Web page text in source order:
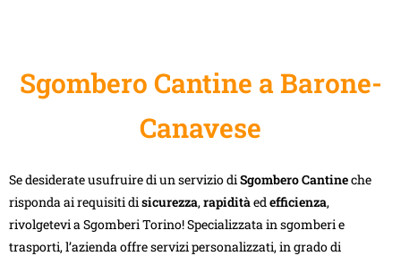
Sgombero Cantine a Barone-
Canavese
Se desiderate usufruire di un servizio di Sgombero Cantineche
risponda ai requisiti di sicurezza, rapidità ed efficienza,
rivolgetevi a Sgomberi Torino! Specializzata in sgomberi e
trasporti, l’azienda offre servizi personalizzati, in grado di